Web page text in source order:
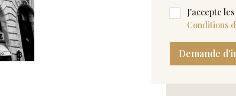
J'accepte les
Conditions
Demande